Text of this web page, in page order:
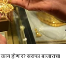
होणार? सराफा बाजाराचा